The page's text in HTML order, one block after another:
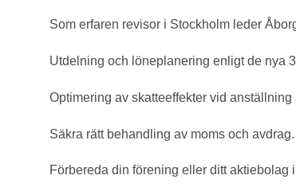
Som erfaren revisor i Stockholm leder
Utdelning och löneplanering enligt de nya
Optimering av skatteeffekter vid anställning
Säkra rätt behandling av moms och avdrag.
Förbereda din förening eller ditt aktiebolag